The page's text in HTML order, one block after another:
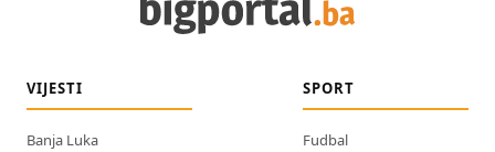
VIJESTI
Banja Luka
SPORT
Fudbal